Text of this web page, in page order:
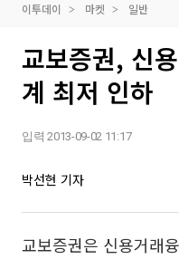
이투데이 마켓 일반
교보증권, 신
계 최저 인하
입력 2013-09-02 11:17
박선현 기자
교보증권은 신용거래